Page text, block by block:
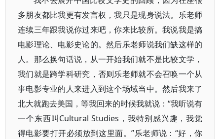
多朋友都比我更有发言权，我只是现身说法。乐老师
连续三年跟我说你过来吧，你来比较所。我说我是搞
电影理论、电影史论的。然后乐老师说我们缺这样的
人。那么换句话说，从一开始我们就不是比较文学，
我们就是跨学科研究，否则乐老师就不会召唤一个从
事电影专业的人来进入到这个场域当中。然后我来了
北大就跑去美国，等我回来的时候我就说：“我听说有
一个东西叫Cultural Studies，我特别感兴趣，我觉
得电影要打开必须放到这里面。”乐老师说：“好，你